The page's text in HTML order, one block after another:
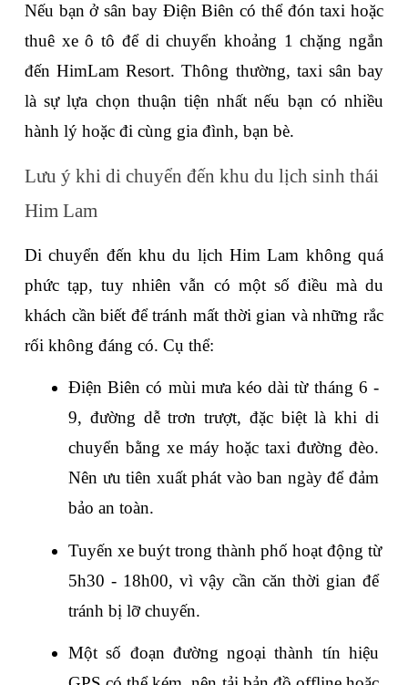
Nếu bạn ở sân bay Điện Biên có thể đón taxi hoặc
thuê xe ô tô để di chuyển khoảng 1 chặng ngắn
đến HimLam Resort. Thông thường, taxi sân bay
là sự lựa chọn thuận tiện nhất nếu bạn có nhiều
hành lý hoặc đi cùng gia đình, bạn bè.
Lưu ý khi di chuyển đến khu du lịch sinh thái
Him Lam
Di chuyển đến khu du lịch Him Lam không quá
phức tạp, tuy nhiên vẫn có một số điều mà du
khách cần biết để tránh mất thời gian và những rắc
rối không đáng có. Cụ thể:
Điện Biên có mùi mưa kéo dài từ tháng 6 -
9, đường dễ trơn trượt, đặc biệt là khi di
chuyển bằng xe máy hoặc taxi đường đèo.
Nên ưu tiên xuất phát vào ban ngày để đảm
bảo an toàn.
Tuyến xe buýt trong thành phố hoạt động từ
5h30 - 18h00, vì vậy cần căn thời gian để
tránh bị lỡ chuyến.
Một số đoạn đường ngoại thành tín hiệu